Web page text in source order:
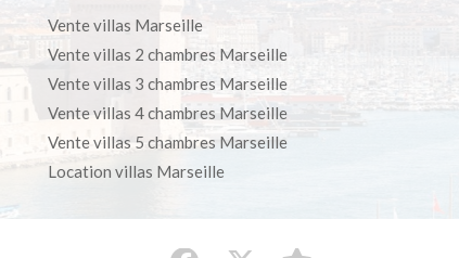
Vente villas Marseille
Vente villas 2 chambres Marseille
Vente villas 3 chambres Marseille
Vente villas 4 chambres Marseille
Vente villas 5 chambres Marseille
Location villas Marseille